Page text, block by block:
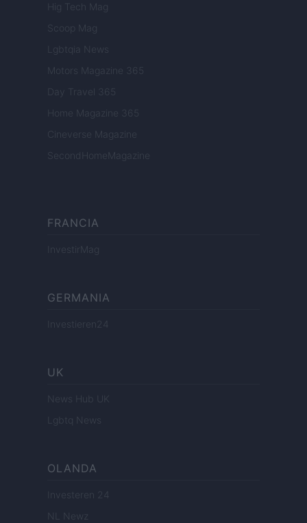
Hig Tech Mag
Scoop Mag
Lgbtqia News
Motors Magazine 365
Day Travel 365
Home Magazine 365
Cineverse Magazine
SecondHomeMagazine
FRANCIA
InvestirMag
GERMANIA
Investieren24
UK
News Hub UK
Lgbtq News
OLANDA
Investeren 24
NL Newz